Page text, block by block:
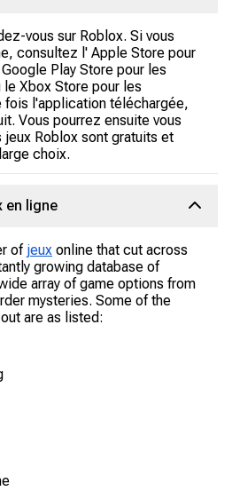
vous sur Roblox. Si vous
consultez l' Apple Store pour
Play Store pour les
Xbox Store pour les
fois l'application téléchargée,
Vous pourrez ensuite vous
jeux Roblox sont gratuits et
choix.
en ligne
of jeux online that cut across
growing database of
array of game options from
mysteries. Some of the
are as listed: